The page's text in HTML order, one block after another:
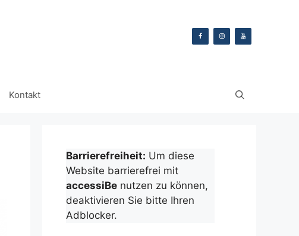
Kontakt
Barrierefreiheit: Um diese
Website barrierefrei mit
accessiBe nutzen zu können,
deaktivieren Sie bitte Ihren
Adblocker.